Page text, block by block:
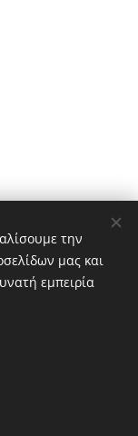
την
μας και
εμπειρία